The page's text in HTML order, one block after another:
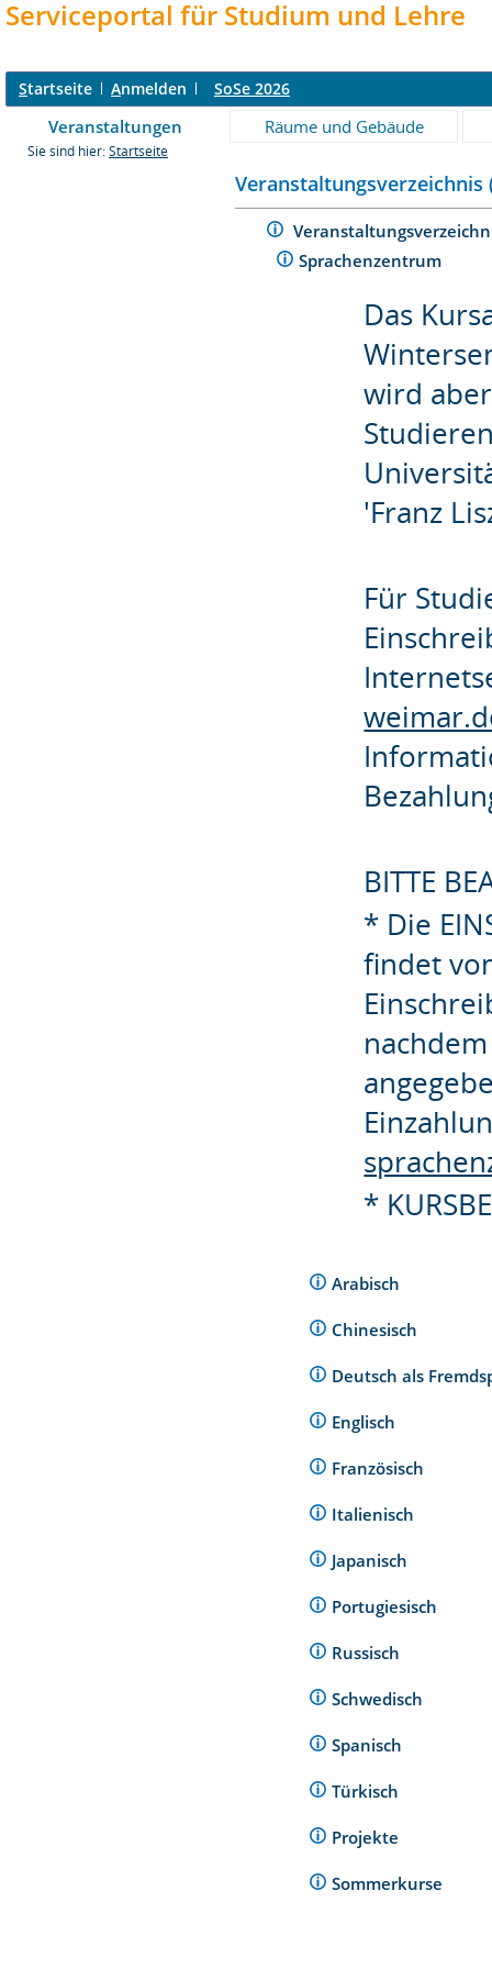
Serviceportal für Studium und Lehre
Startseite Anmelden SoSe 2026
Veranstaltungen Räume und Gebäude
Sie sind hier: Startseite
Veranstaltungsverzeichnis
Sprachenzentrum
Das
wird
'Franz
Für
BITTE
* Die
findet
*
Arabisch
Chinesisch
Deutsch als
Englisch
Französisch
Italienisch
Japanisch
Portugiesisch
Russisch
Schwedisch
Spanisch
Türkisch
Projekte
Sommerkurse